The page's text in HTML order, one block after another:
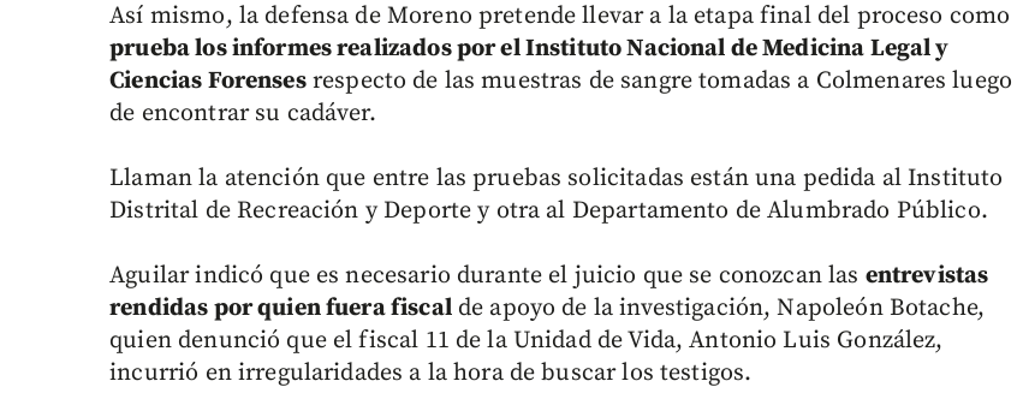
Así mismo, la defensa de Moreno pretende llevar a la etapa final del proceso como
prueba los informes realizados por el Instituto Nacional de Medicina Legal y
Ciencias Forensesrespecto de las muestras de sangre tomadas a Colmenares luego
de encontrar su cadáver.
Llaman la atención que entre las pruebas solicitadas están una pedida al Instituto
Distrital de Recreación y Deporte y otra al Departamento de Alumbrado Público.
Aguilar indicó que es necesario durante el juicio que se conozcan las entrevistas
rendidas por quien fuera fiscalde apoyo de la investigación, Napoleón Botache,
quien denunció que el fiscal 11 de la Unidad de Vida, Antonio Luis González,
incurrió en irregularidades a la hora de buscar los testigos.